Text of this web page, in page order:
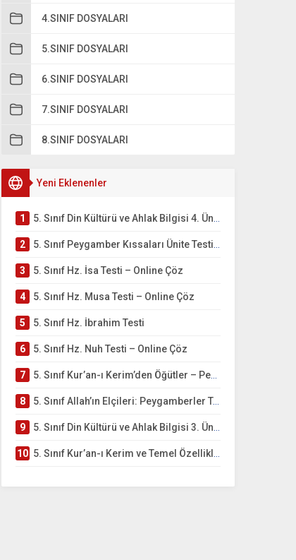
4.SINIF DOSYALARI
5.SINIF DOSYALARI
6.SINIF DOSYALARI
7.SINIF DOSYALARI
8.SINIF DOSYALARI
Yeni Eklenenler
1 5. Sınıf Din Kültürü ve Ahlak Bilgisi 4. Ünite: Peygamber Kıssaları Çalışmaları
2 5. Sınıf Peygamber Kıssaları Ünite Testi – Online Çöz
3 5. Sınıf Hz. İsa Testi – Online Çöz
4 5. Sınıf Hz. Musa Testi – Online Çöz
5 5. Sınıf Hz. İbrahim Testi
6 5. Sınıf Hz. Nuh Testi – Online Çöz
7 5. Sınıf Kur’an-ı Kerim’den Öğütler – Peygamber Kıssaları Testi – Online Çöz
8 5. Sınıf Allah’ın Elçileri: Peygamberler Testi – Online Çöz
9 5. Sınıf Din Kültürü ve Ahlak Bilgisi 3. Ünite: Kur’an-ı Kerim Çalışmaları
10 5. Sınıf Kur’an-ı Kerim ve Temel Özellikleri Testi – Online Çöz